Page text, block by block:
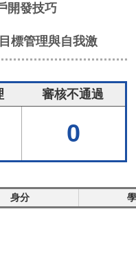
開發技巧
標管理與自我激
審核不通過
0
身分